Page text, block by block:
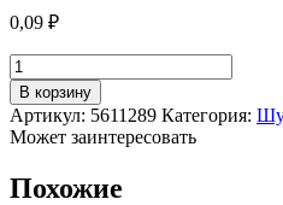
0,09 ₽
Количество
товара
Шуруп
с
потайной
ГОСТ
В корзину
Артикул: 5611289 Категория:
Может заинтересовать
Похожие